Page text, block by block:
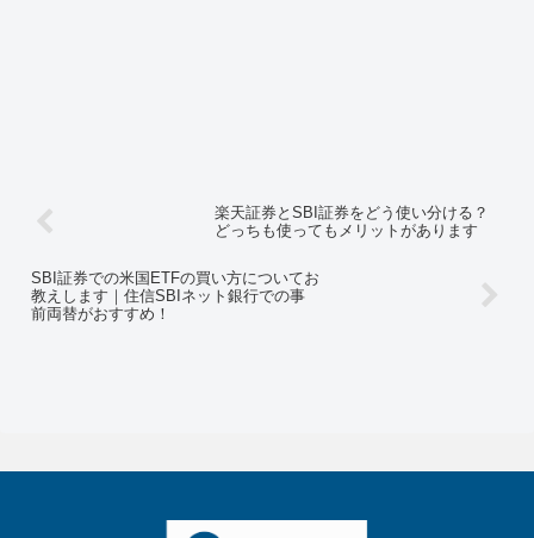
楽天証券とSBI証券をどう使い分ける？
どっちも使ってもメリットがあります
SBI証券での米国ETFの買い方についてお
教えします｜住信SBIネット銀行での事
前両替がおすすめ！